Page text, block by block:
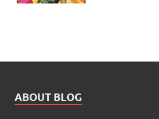
ABOUT BLOG